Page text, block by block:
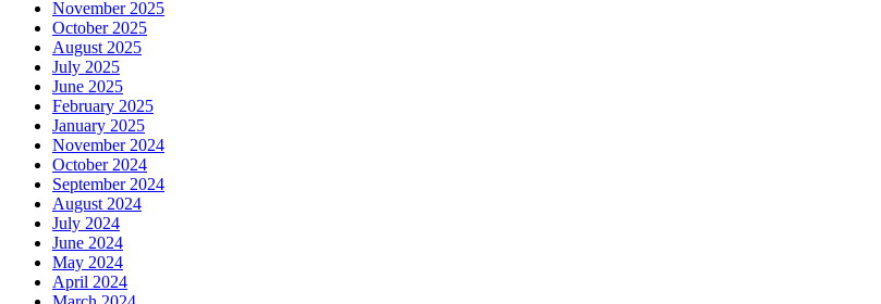
November 2025
October 2025
August 2025
July 2025
June 2025
February 2025
January 2025
November 2024
October 2024
September 2024
August 2024
July 2024
June 2024
May 2024
April 2024